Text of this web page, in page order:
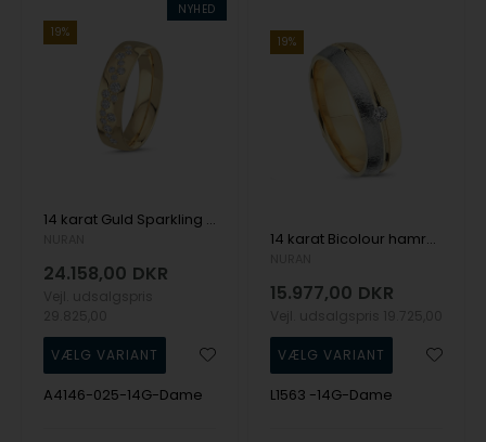
NYHED
19%
14 karat Guld Sparkling Damering fra Nuran
24.158,00 DKR
A4146-025-14G-Dame
19%
14 karat Bicolour hamret Damering fra Nuran
15.977,00 DKR
L1563 -14G-Dame